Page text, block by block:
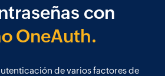
con
OneAuth.
de varios factores de